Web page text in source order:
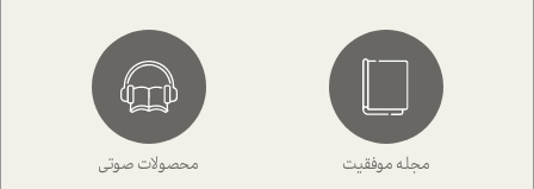
مجله موفقیت محصولات صوتی